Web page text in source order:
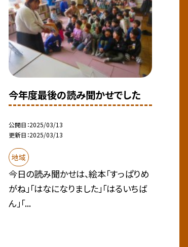
今年度最後の読み聞かせでした
公開日 2025/03/13
更新日 2025/03/13
地域
今日の読み聞かせは、絵本「すっぱりめ
がね」「はなになりました」「はるいちば
ん」「...